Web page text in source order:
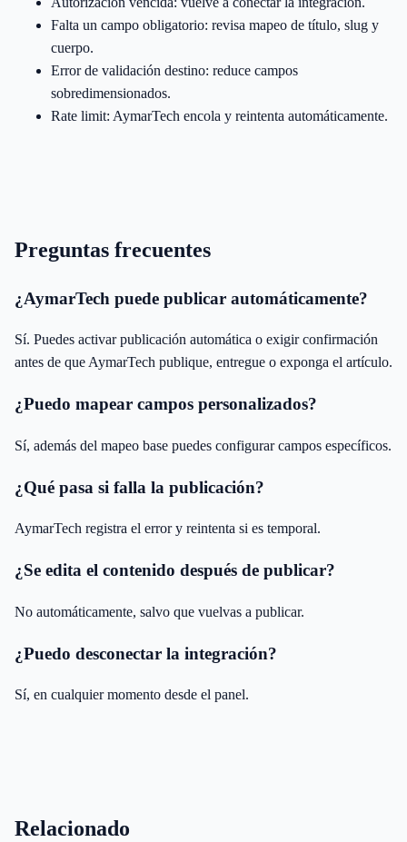
Falta un campo obligatorio: revisa mapeo de título, slug y
cuerpo.
Error de validación destino: reduce campos
sobredimensionados.
Rate limit: AymarTech encola y reintenta automáticamente.
Preguntas frecuentes
¿AymarTech puede publicar automáticamente?
Sí. Puedes activar publicación automática o exigir confirmación
antes de que AymarTech publique, entregue o exponga el artículo.
¿Puedo mapear campos personalizados?
Sí, además del mapeo base puedes configurar campos específicos.
¿Qué pasa si falla la publicación?
AymarTech registra el error y reintenta si es temporal.
¿Se edita el contenido después de publicar?
No automáticamente, salvo que vuelvas a publicar.
¿Puedo desconectar la integración?
Sí, en cualquier momento desde el panel.
Relacionado